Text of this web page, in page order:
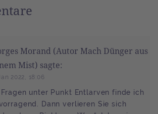
Morand (Autor Mach Dünger aus
Mist) sagte:
2022, 18:06
Fragen unter Punkt Entlarven finde ich
Dann verlieren Sie sich